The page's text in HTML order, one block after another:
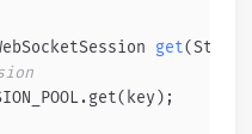
get